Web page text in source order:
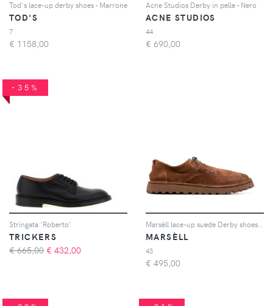
Tod's lace-up derby shoes - Marrone
TOD'S
7
€ 1158,00
Acne Studios Derby in pelle - Nero
ACNE STUDIOS
44
€ 690,00
-35%
Stringata 'Roberto'
TRICKERS
€ 665,00 € 432,00
MARSÈLL
43
€ 495,00